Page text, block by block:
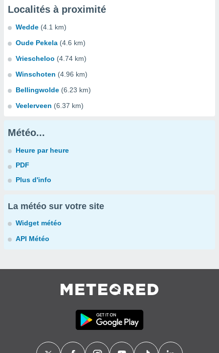
Localités à proximité
Wedde (4.1 km)
Oude Pekela (4.6 km)
Vriescheloo (4.74 km)
Winschoten (4.96 km)
Bellingwolde (6.23 km)
Veelerveen (6.37 km)
Météo...
Heure par heure
PDF
Plus d'info
La météo sur votre site
Widget météo
API Météo